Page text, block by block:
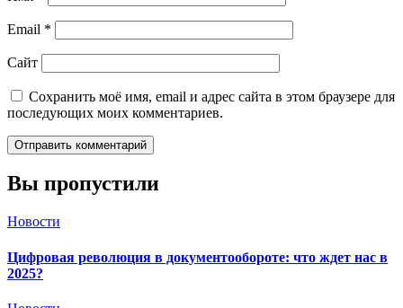
Email *
Сайт
Сохранить моё имя, email и адрес сайта в этом браузере для
последующих моих комментариев.
Вы пропустили
Новости
Цифровая революция в документообороте: что ждет нас в
2025?